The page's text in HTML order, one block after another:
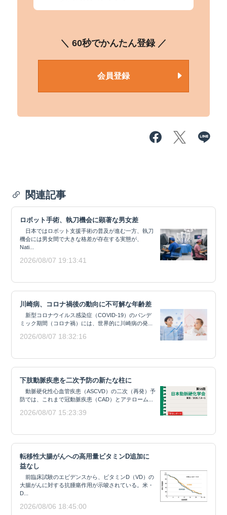
＼ 60秒でかんたん登録 ／
会員登録
関連記事
ロボット手術、執刀機会に顕著な男女差
日本ではロボット支援手術の普及が進む一方、執刀
機会には男女間で大きな格差が存在する実態が、
Nati...
2026/08/07 19:13:41
川崎病、コロナ禍後の動向に不可解な年齢差
新型コロナウイルス感染症（COVID-19）のパンデ
ミック期間（コロナ禍）には、世界的に川崎病の発...
2026/08/07 18:32:16
下肢動脈疾患を二次予防の新たな柱に
動脈硬化性心血管疾患（ASCVD）の二次（再発）予
防では、これまで冠動脈疾患（CAD）とアテローム...
2026/08/07 15:23:39
転移性大腸がんへの高用量ビタミンD追加に
益なし
前臨床試験のエビデンスから、ビタミンD（VD）の
大腸がんに対する抗腫瘍作用が示唆されている。米・
D...
2026/08/06 18:45:00